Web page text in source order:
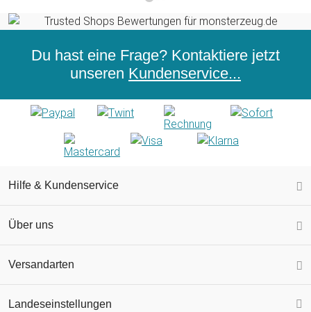
Du hast eine Frage? Kontaktiere jetzt
unseren Kundenservice...
Hilfe & Kundenservice
Über uns
Versandarten
Landeseinstellungen